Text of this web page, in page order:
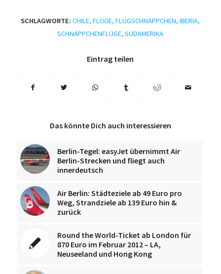
SCHLAGWORTE: CHILE,FLÜGE,FLUGSCHNÄPPCHEN,IBERIA,
SCHNÄPPCHENFLÜGE,SÜDAMERIKA
Eintrag teilen
Das könnte Dich auch interessieren
Berlin-Tegel: easyJet übernimmt Air
Berlin-Strecken und fliegt auch
innerdeutsch
Air Berlin: Städteziele ab 49 Euro pro
Weg, Strandziele ab 139 Euro hin &
zurück
Round the World-Ticket ab London für
870 Euro im Februar 2012 – LA,
Neuseeland und Hong Kong